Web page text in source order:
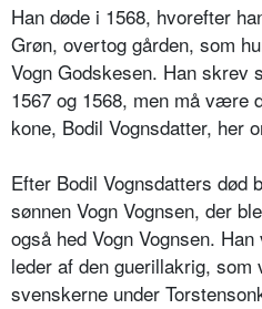
Han døde i 1568, hvorefter
Grøn, overtog gården, som
Vogn Godskesen. Han skrev
1567 og 1568, men må være
kone, Bodil Vognsdatter, her
Efter Bodil Vognsdatters død
sønnen Vogn Vognsen, der
også hed Vogn Vognsen.
leder af den guerillakrig, som
svenskerne under